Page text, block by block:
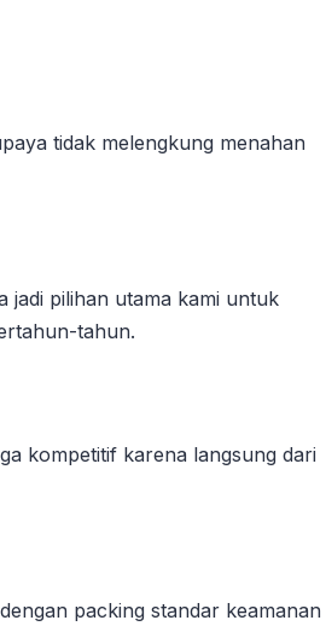
tidak melengkung menahan
jadi pilihan utama kami untuk
tahun.
kompetitif karena langsung dari
packing standar keamanan